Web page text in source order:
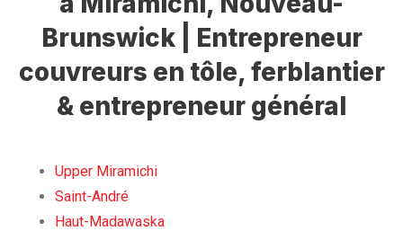
Brunswick | Entrepreneur
couvreurs en tôle, ferblantier
& entrepreneur général
Upper Miramichi
Saint-André
Haut-Madawaska